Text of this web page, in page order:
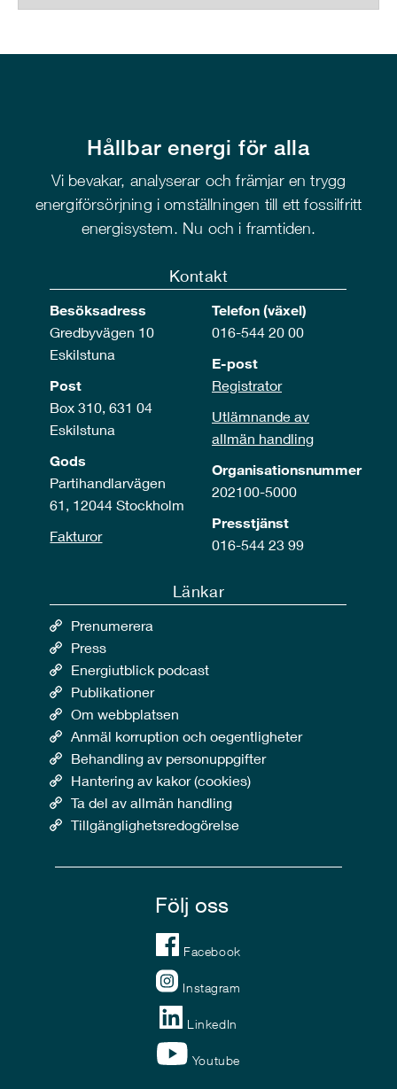
Hållbar energi för alla
Vi bevakar, analyserar och främjar en trygg
energiförsörjning i omställningen till ett fossilfritt
energisystem. Nu och i framtiden.
Kontakt
Besöksadress
Gredbyvägen 10
Eskilstuna
Post
Box 310, 631 04
Eskilstuna
Gods
Partihandlarvägen
61, 12044 Stockholm
Fakturor
Telefon (växel)
016-544 20 00
E-post
Registrator
Utlämnande av
allmän handling
Organisationsnummer
202100-5000
Presstjänst
016-544 23 99
Länkar
Prenumerera
Press
Energiutblick podcast
Publikationer
Om webbplatsen
Anmäl korruption och oegentligheter
Behandling av personuppgifter
Hantering av kakor (cookies)
Ta del av allmän handling
Tillgänglighetsredogörelse
Följ oss
Facebook
Instagram
LinkedIn
Youtube